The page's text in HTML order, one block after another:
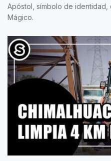
Apóstol, símbolo de identidad,
Mágico.